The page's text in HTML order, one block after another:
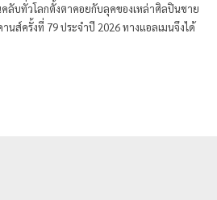
ลับทั่วโลกตั้งตาคอยกับลุคของเหล่าศิลปินชาย
นส์ครั้งที่ 79 ประจำปี 2026 ทางแอลเมนจึงได้